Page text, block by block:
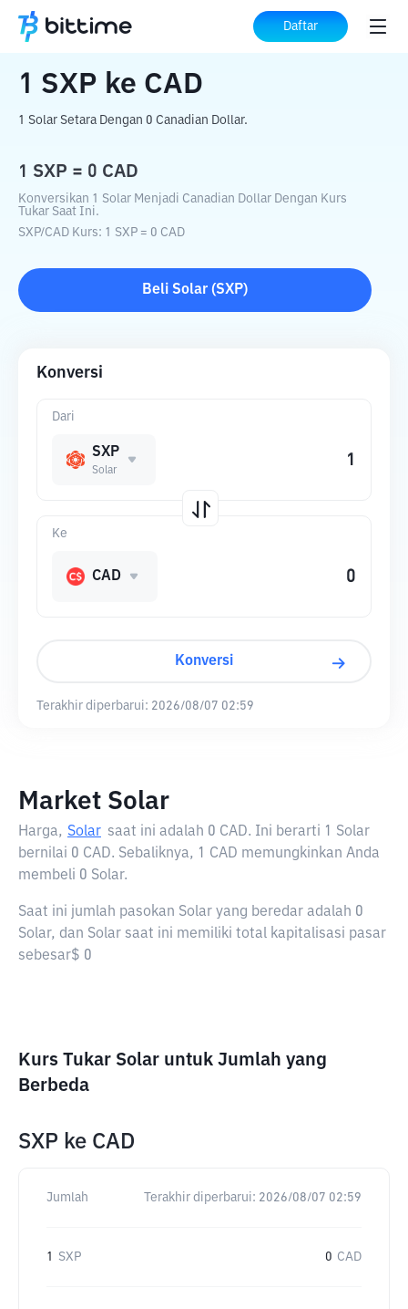
Daftar
Beranda Konverter Kripto ke CAD
1 SXP ke CAD
1 Solar Setara Dengan 0 Canadian Dollar.
1 SXP = 0 CAD
Konversikan 1 Solar Menjadi Canadian Dollar Dengan Kurs
Tukar Saat Ini.
SXP/CAD Kurs: 1 SXP = 0 CAD
Beli Solar (SXP)
Konversi
Dari
SXP
Solar
Ke
CAD
Konversi
Terakhir diperbarui: 2026/08/07 02:59
Market Solar
Harga, Solar saat ini adalah 0 CAD. Ini berarti 1 Solar
bernilai 0 CAD. Sebaliknya, 1 CAD memungkinkan Anda
membeli 0 Solar.
Saat ini jumlah pasokan Solar yang beredar adalah 0
Solar, dan Solar saat ini memiliki total kapitalisasi pasar
sebesar$ 0
Kurs Tukar Solar untuk Jumlah yang
Berbeda
SXP ke CAD
Jumlah Terakhir diperbarui: 2026/08/07 02:59
1 SXP 0 CAD